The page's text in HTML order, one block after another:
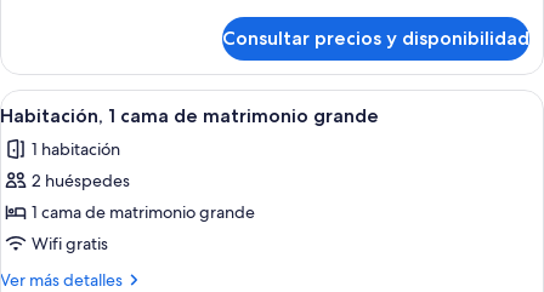
de
matrimonio,
en
esquina
Deluxe,
camas
matrimonio,
en
Consultar precios y disponibilidad
Abrir
todas
las
fotos
de
Habitación,
1
Una habitación de hotel moderna
4
Habitación, 1 cama de matrimonio grande
1 habitación
2 huéspedes
1 cama de matrimonio grande
Wifi gratis
Ver más detalles
Más